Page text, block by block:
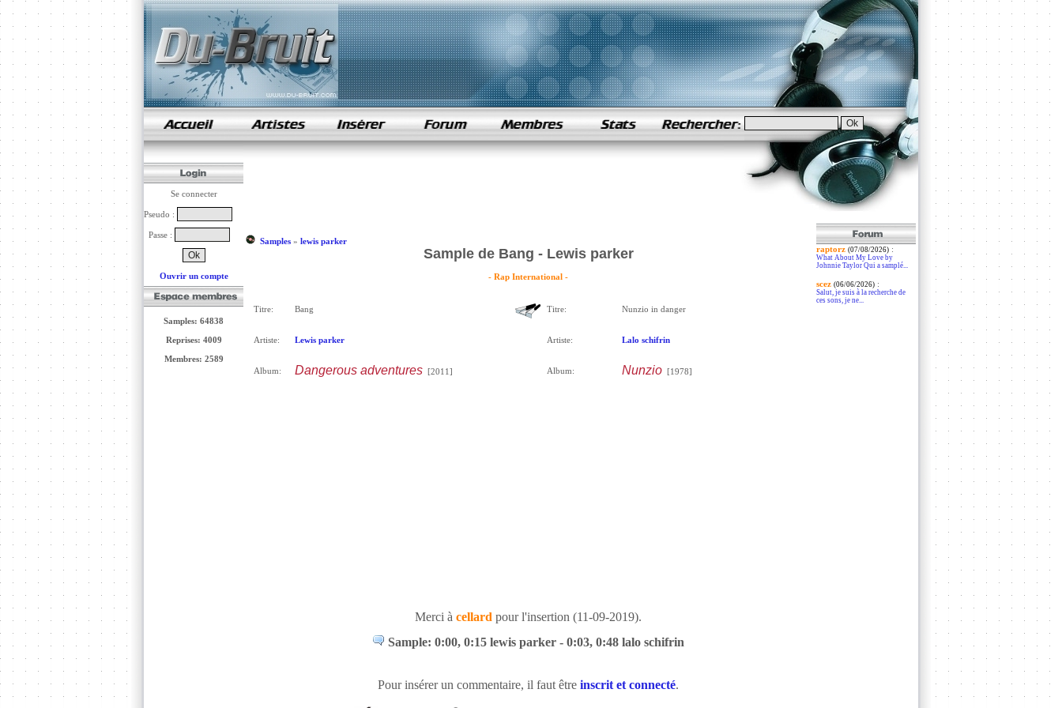
samples de rap
Se connecter
Pseudo :
Passe :
Ouvrir un compte
Samples: 64838
Reprises: 4009
Membres: 2589
Samples» lewis parker
Sample de Bang - Lewis parker
- Rap International -
Titre: Bang
Artiste: Lewis parker
Album: Dangerous adventures[2011]
Titre: Nunzio in danger
Artiste: Lalo schifrin
Album: Nunzio[1978]
Merci à cellard pour l'insertion (11-09-2019).
Sample: 0:00, 0:15 lewis parker - 0:03, 0:48 lalo schifrin
Pour insérer un commentaire, il faut être inscrit et connecté.
raptorz (07/08/2026):
What About My Love by
Johnnie Taylor Qui a samplé...
scez (06/06/2026):
Salut, je suis à la recherche de
ces sons, je ne...